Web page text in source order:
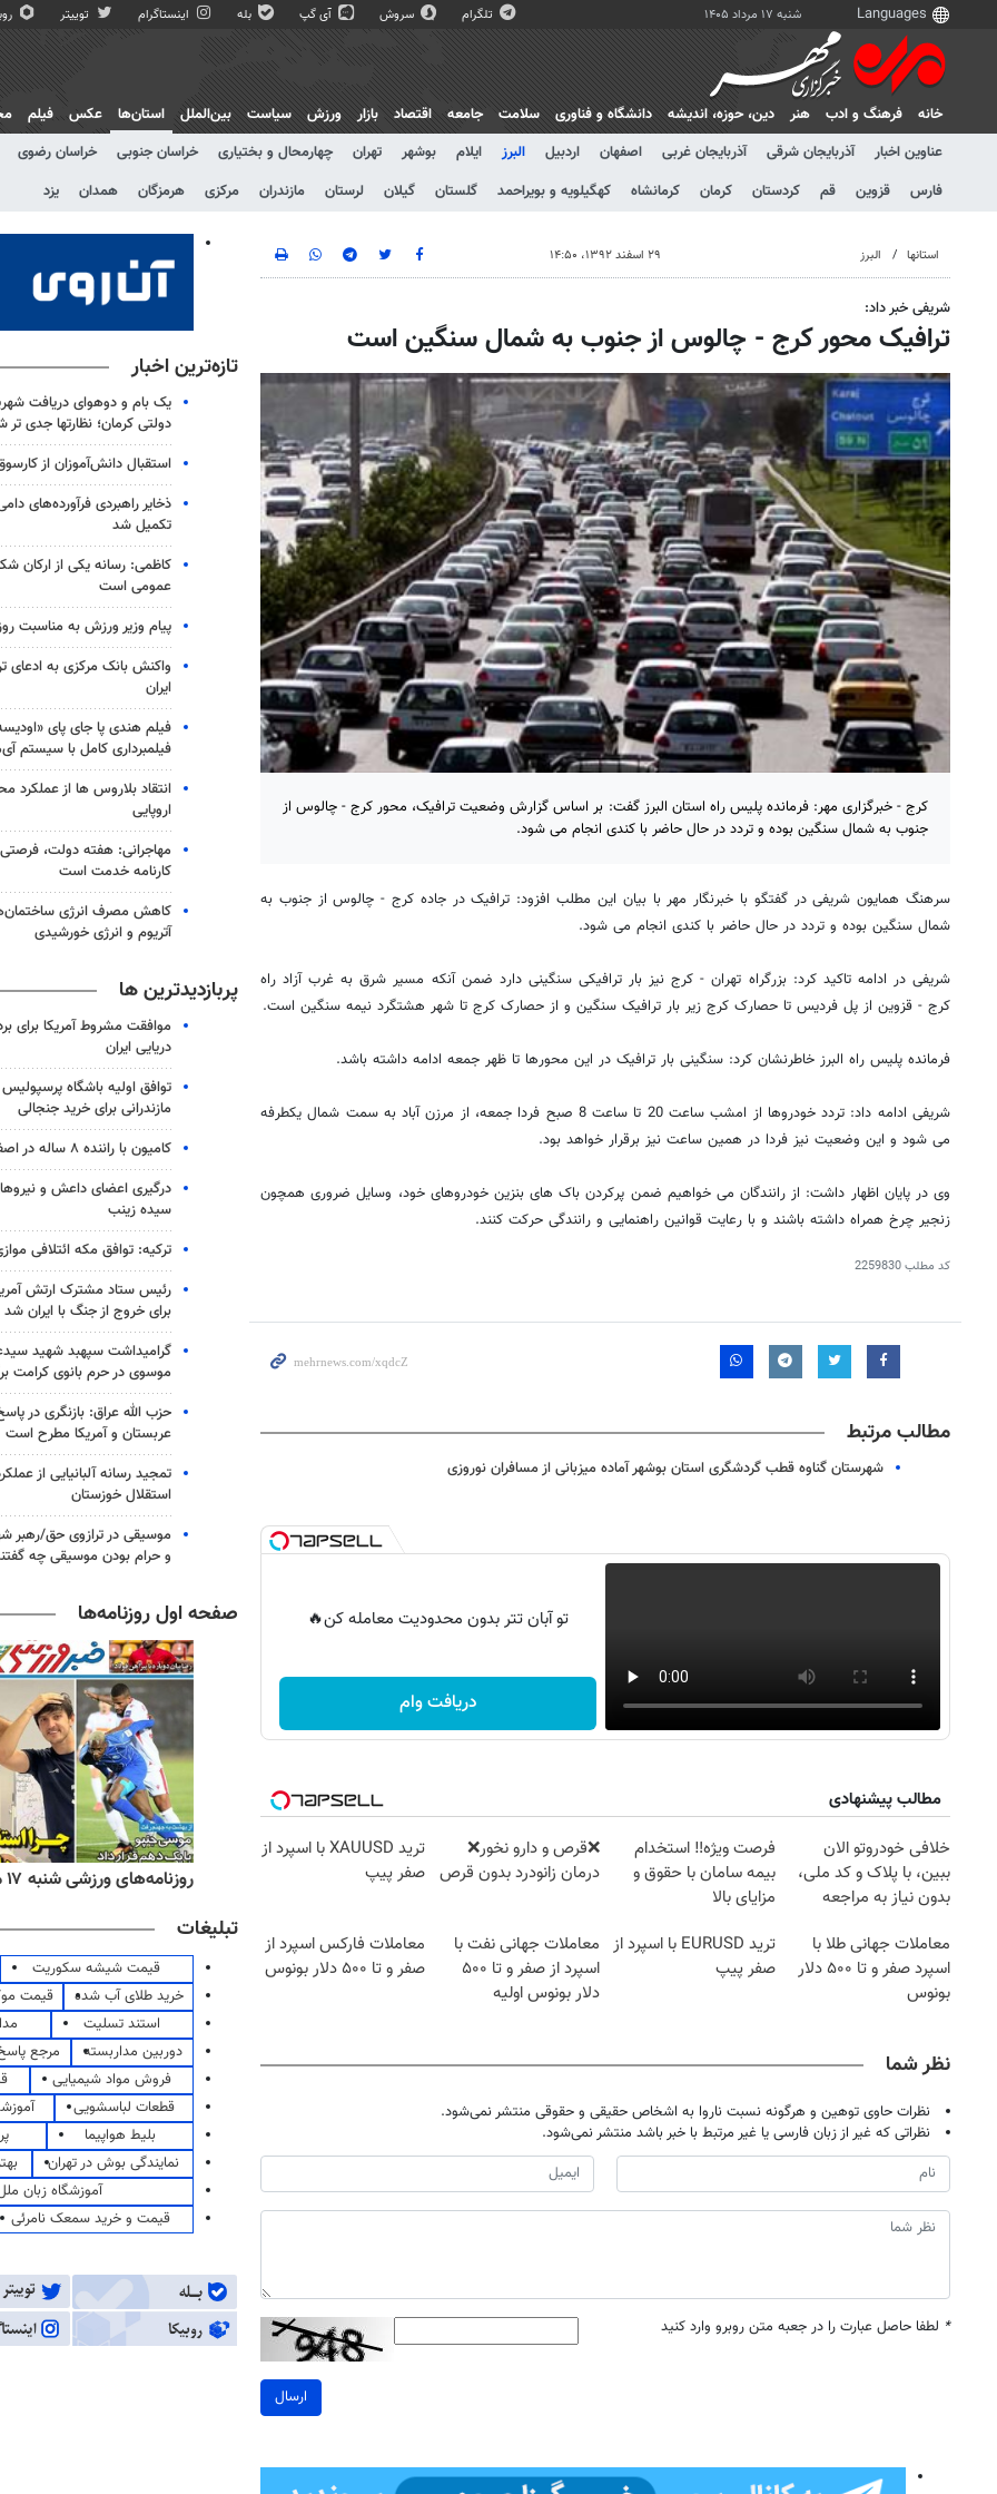
شنبه ۱۷ مرداد ۱۴۰۵ تلگرام سروش آی گپ بله اینستاگرام توییتر
خانه فرهنگ و ادب هنر دين، حوزه، انديشه دانشگاه و فناوری سلامت جامعه اقتصاد بازار ورزش سیاست بین‌الملل
استان‌ها
عناوین اخبار
آذربایجان شرقی آذربایجان غربی اصفهان اردبیل البرز ایلام بوشهر تهران چهارمحال و بختیاری خراسان جنوبی خراسان رضوی
فارس
قزوین قم کردستان کرمان کرمانشاه کهگیلویه و بویراحمد گلستان گیلان لرستان مازندران مرکزی هرمزگان همدان یزد
عکس فیلم
استانها البرز ۲۹ اسفند ۱۳۹۲، ۱۴:۵۰
شریفی خبر داد:
ترافیک محور کرج - چالوس از جنوب به شمال سنگین است
کرج - خبرگزاری مهر: فرمانده پلیس راه استان البرز گفت: بر اساس گزارش وضعیت ترافیک، محور کرج - چالوس از
جنوب به شمال سنگین بوده و تردد در حال حاضر با کندی انجام می شود.
سرهنگ همایون شریفی در گفتگو با خبرنگار مهر با بیان این مطلب افزود: ترافیک در جاده کرج - چالوس از جنوب به
شمال سنگین بوده و تردد در حال حاضر با کندی انجام می شود.
شریفی در ادامه تاکید کرد: بزرگراه تهران - کرج نیز بار ترافیکی سنگینی دارد ضمن آنکه مسیر شرق به غرب آزاد راه
کرج - قزوین از پل فردیس تا حصارک کرج زیر بار ترافیک سنگین و از حصارک کرج تا شهر هشتگرد نیمه سنگین است.
فرمانده پلیس راه البرز خاطرنشان کرد: سنگینی بار ترافیک در این محورها تا ظهر جمعه ادامه داشته باشد.
شریفی ادامه داد: تردد خودروها از امشب ساعت 20 تا ساعت 8 صبح فردا جمعه، از مرزن آباد به سمت شمال یکطرفه
می شود و این وضعیت نیز فردا در همین ساعت نیز برقرار خواهد بود.
وی در پایان اظهار داشت: از رانندگان می خواهیم ضمن پرکردن باک های بنزین خودروهای خود، وسایل ضروری همچون
زنجیر چرخ همراه داشته باشند و با رعایت قوانین راهنمایی و رانندگی حرکت کنند.
کد مطلب2259830
مطالب مرتبط
شهرستان گناوه قطب گردشگری استان بوشهر آماده میزبانی از مسافران نوروزی
تو آبان تتر بدون محدودیت معامله کن🔥
دریافت وام
مطالب پیشنهادی
خلافی خودروتو الان
ببین، با پلاک و کد ملی،
بدون نیاز به مراجعه
فرصت ویژه‼️ استخدام
بیمه سامان با حقوق و
مزایای بالا
❌قرص‌ و دارو نخور❌
درمان زانودرد بدون قرص
ترید XAUUSD با اسپرد از
صفر پیپ
معاملات جهانی طلا با
اسپرد صفر و تا ۵۰۰ دلار
بونوس
ترید EURUSD با اسپرد از
صفر پیپ
معاملات جهانی نفت با
اسپرد از صفر و تا ۵۰۰
دلار بونوس اولیه
معاملات فارکس اسپرد از
صفر و تا ۵۰۰ دلار بونوس
نظر شما
نظرات حاوی توهین و هرگونه نسبت ناروا به اشخاص حقیقی و حقوقی منتشر نمی‌شود.
نظراتی که غیر از زبان فارسی یا غیر مرتبط با خبر باشد منتشر نمی‌شود.
* لطفا حاصل عبارت را در جعبه متن روبرو وارد کنید
ارسال
تازه‌ترین اخبار
یک بام و دوهوای دریافت
دولتی کرمان؛ نظارتها جدی تر
استقبال دانش‌آموزان از
ذخایر راهبردی فرآورده‌های
تکمیل شد
کاظمی: رسانه یکی از ارکان
عمومی است
پیام وزیر ورزش به مناسبت
واکنش بانک مرکزی به ادعای
ایران
فیلم هندی پا جای پای
فیلمبرداری کامل با سیستم
انتقاد بلاروس ها از عملکرد
اروپایی
مهاجرانی: هفته دولت، فرصتی
کارنامه خدمت است
کاهش مصرف انرژی
آتریوم و انرژی خورشیدی
پربازدیدترین ها
موافقت مشروط آمریکا برای
دریایی ایران
توافق اولیه باشگاه
مازندرانی برای خرید جنجالی
کامیون با راننده ۸ ساله در اصفهان توقیف شد
درگیری اعضای داعش و
سیده زینب
ترکیه: توافق مکه ائتلافی
رئیس ستاد مشترک ارتش
برای خروج از جنگ با ایران شد
گرامیداشت سپهبد شهید
موسوی در حرم بانوی کرامت
حزب الله عراق: بازنگری در
عربستان و آمریکا مطرح است
تمجید رسانه آلبانیایی از
استقلال خوزستان
موسیقی در ترازوی حق/رهبر
و حرام بودن موسیقی چه
صفحه اول روزنامه‌ها
روزنامه‌های صبح شنبه ۱۷ مرداد ۱۴۰۵ روزنامه‌های اقتصادی شنبه ۱۷ مرداد ۱۴۰۵ روزنامه‌های ورزشی شنبه ۱۷ مرداد ۱۴۰۵
تبلیغات
قیمت شیشه سکوریت
خرید طلای آب شده
قیمت
استند تسلیت
دوربین مداربسته
مرجع
فروش مواد شیمیایی
قطعات لباسشویی
بلیط هواپیما
نمایندگی بوش در تهران
آموزشگاه زبان
قیمت و خرید سمعک نامرئی